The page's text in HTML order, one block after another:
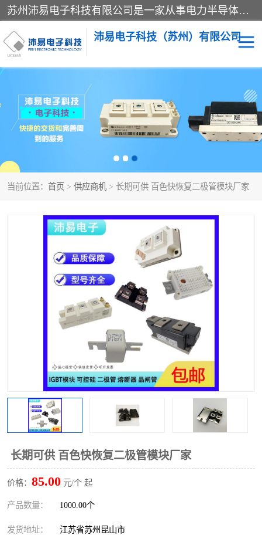
苏州沛易电子科技有限公司是一家从事电力半导体器件和电子元器件的专业代理及分销商，产品包括：IGBT模块、IPM模块、PIM模块、二极管、三极管、可控硅、整流桥、IGBT单管、IGBT电路驱动板、GTR达林顿模块、快恢复二极管、肖特基二极管、熔断器、IC集成电路、快速熔断器等。
沛易电子科技（苏州）有限公司
当前位置： 首页 > 供应商机 > 长期可供 百色快恢复二极管模块厂家
长期可供 百色快恢复二极管模块厂家
价格： 85.00 元/个 起
产品数量： 1000.00个
发货地址： 江苏省苏州昆山市
西门康 英飞凌
快恢复二极管 英飞凌IGBT模块
SEMIKRON西门康IGBT SEMIKRON西门康可控硅
模块
SEMIKRON西门康二极管 BUSSMANN巴斯曼熔断
器
晶闸管